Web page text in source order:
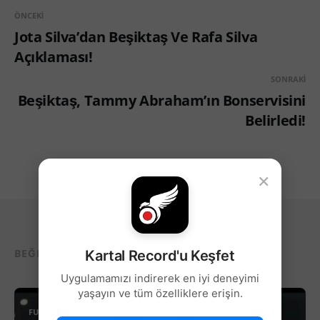
ÖNCEKI
Jota Silva’dan Beşiktaş Ve Rafa Silva
Açıklaması!
SONRAKI
Beşiktaş, Tammy Abraham’ın Bonservisini
Belirledi!
BEĞENEBILECEĞIN DIĞER YAZILAR...
FUTBOL
×
Kartal Record'u Keşfet
Uygulamamızı indirerek en iyi deneyimi
yaşayın ve tüm özelliklere erişin.